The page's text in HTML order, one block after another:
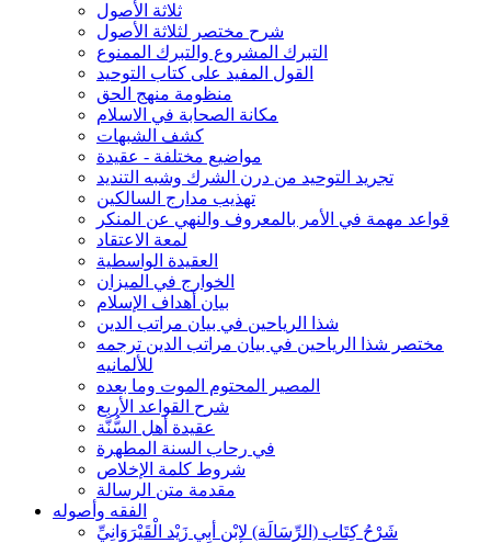
ثلاثة الأصول
شرح مختصر لثلاثة الأصول
التبرك المشروع والتبرك الممنوع
القول المفيد على كتاب التوحيد
منظومة منهج الحق
مكانة الصحابة في الاسلام
كشف الشبهات
مواضيع مختلفة - عقيدة
تجريد التوحيد من درن الشرك وشبه التنديد
تهذيب مدارج السالكين
قواعد مهمة في الأمر بالمعروف والنهي عن المنكر
لمعة الاعتقاد
العقيدة الواسطية
الخوارج في الميزان
بيان أهداف الإسلام
شذا الرياحين في بيان مراتب الدين
مختصر شذا الرياحين في بيان مراتب الدين ترجمه
للألمانيه
المصير المحتوم الموت وما بعده
شرح القواعد الأربع
عقيدة أهل السُّنَّة
في رحاب السنة المطهرة
شروط كلمة الإخلاص
مقدمة متن الرسالة
الفقه وأصوله
شَرْحُ كِتَاب (الرِّسَالَة) لابْنِ أبِي زَيْد الْقَيْرَوَانِيِّ